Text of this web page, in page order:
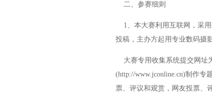
二、参赛细则
1、本大赛利用互联网，采用
投稿，主办方起用专业数码摄
大赛专用收集系统提交网址
(http://www.jconline.cn)制作专
票、评议和观赏，网友投票、